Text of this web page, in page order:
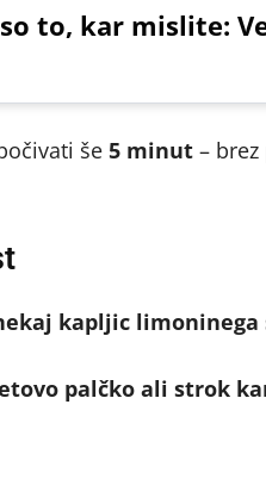
to, kar mislite:
še 5 minut –
kapljic limoninega
palčko ali strok